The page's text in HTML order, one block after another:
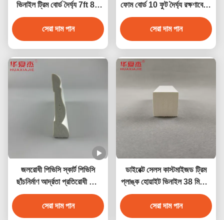
ভিনাইল ট্রিম বোর্ড দৈর্ঘ্য 7ft 8ft
10ft 12ft
সেরা দাম পান
ফোম বোর্ড 10 ফুট দৈর্ঘ্য রক্ষণাবেক্ষণ
বিনামূল্যে
সেরা দাম পান
জলরোধী পিভিসি স্কার্ট পিভিসি
ছাঁচনির্মাণ আর্দ্রতা প্রতিরোধী হোম
সজ্জা
সেরা দাম পান
ডাইরেক্ট সেলস কাস্টমাইজড ট্রিম
প্লাঙ্ক হোয়াইট ভিনাইল 38 মিমি x
39 মিমি পিভিসি মোল্ডিং ডেকোরেশন
প্রোফাইল ইনডোর/আউটডোর
সেরা দাম পান